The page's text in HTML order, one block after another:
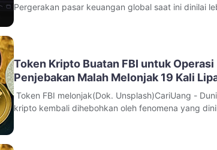
Pergerakan pasar keuangan global saat ini dinilai
pasar terhadap sejumlah kabar
Token Kripto Buatan FBI untuk Operasi
Penjebakan Malah Melonjak 19 Kali
Token FBI melonjak(Dok. Unsplash)CariUang -
kripto kembali dihebohkan oleh fenomena yang